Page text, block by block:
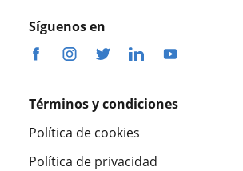
Síguenos en
Términos y condiciones
Política de cookies
Política de privacidad